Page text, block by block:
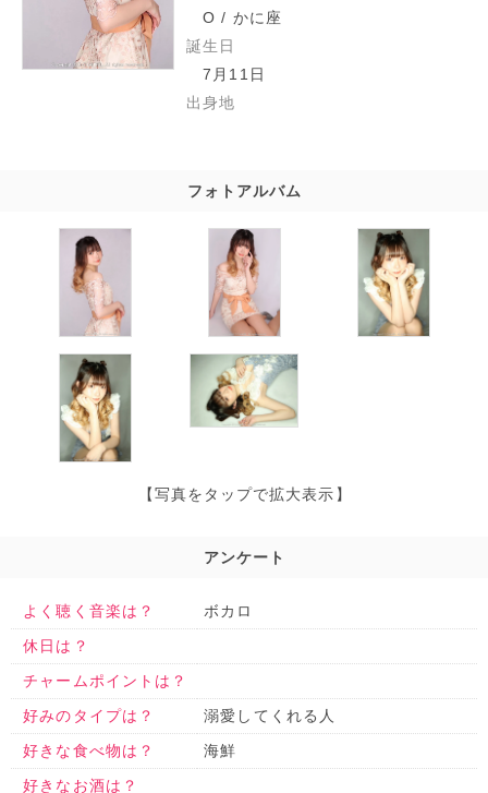
O / かに座
誕生日
7月11日
出身地
フォトアルバム
【写真をタップで拡大表示】
アンケート
よく聴く音楽は？
ボカロ
休日は？
チャームポイントは？
好みのタイプは？
溺愛してくれる人
好きな食べ物は？
海鮮
好きなお酒は？